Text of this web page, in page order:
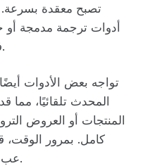
تصبح معقدة بسرعة.
أدوات ترجمة مدمجة أو
في سير العمل مع نمو متاجرهم.
تواجه بعض الأدوات
المحدث تلقائيًا،
المنتجات أو العروض
كامل. بمرور الوقت،
عبء العمل لكي عملاء غير متكاملة.